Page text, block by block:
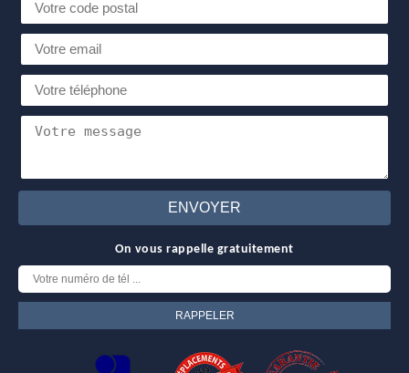
On vous rappelle gratuitement